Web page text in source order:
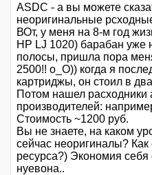
ASDC - а вы можете
неоригинальные
ВОт, у меня на 8-м год
HP LJ 1020) барабан уже
полосы, пришла пора
2500!! о_О)) когда я
картриджы, он стоил в
Потом нашел расходники
производителей:
Стоимость ~1200 руб.
Вы не знаете, на каком
сейчас неоригиналы?
ресурса?) Экономия себя
нуевона..